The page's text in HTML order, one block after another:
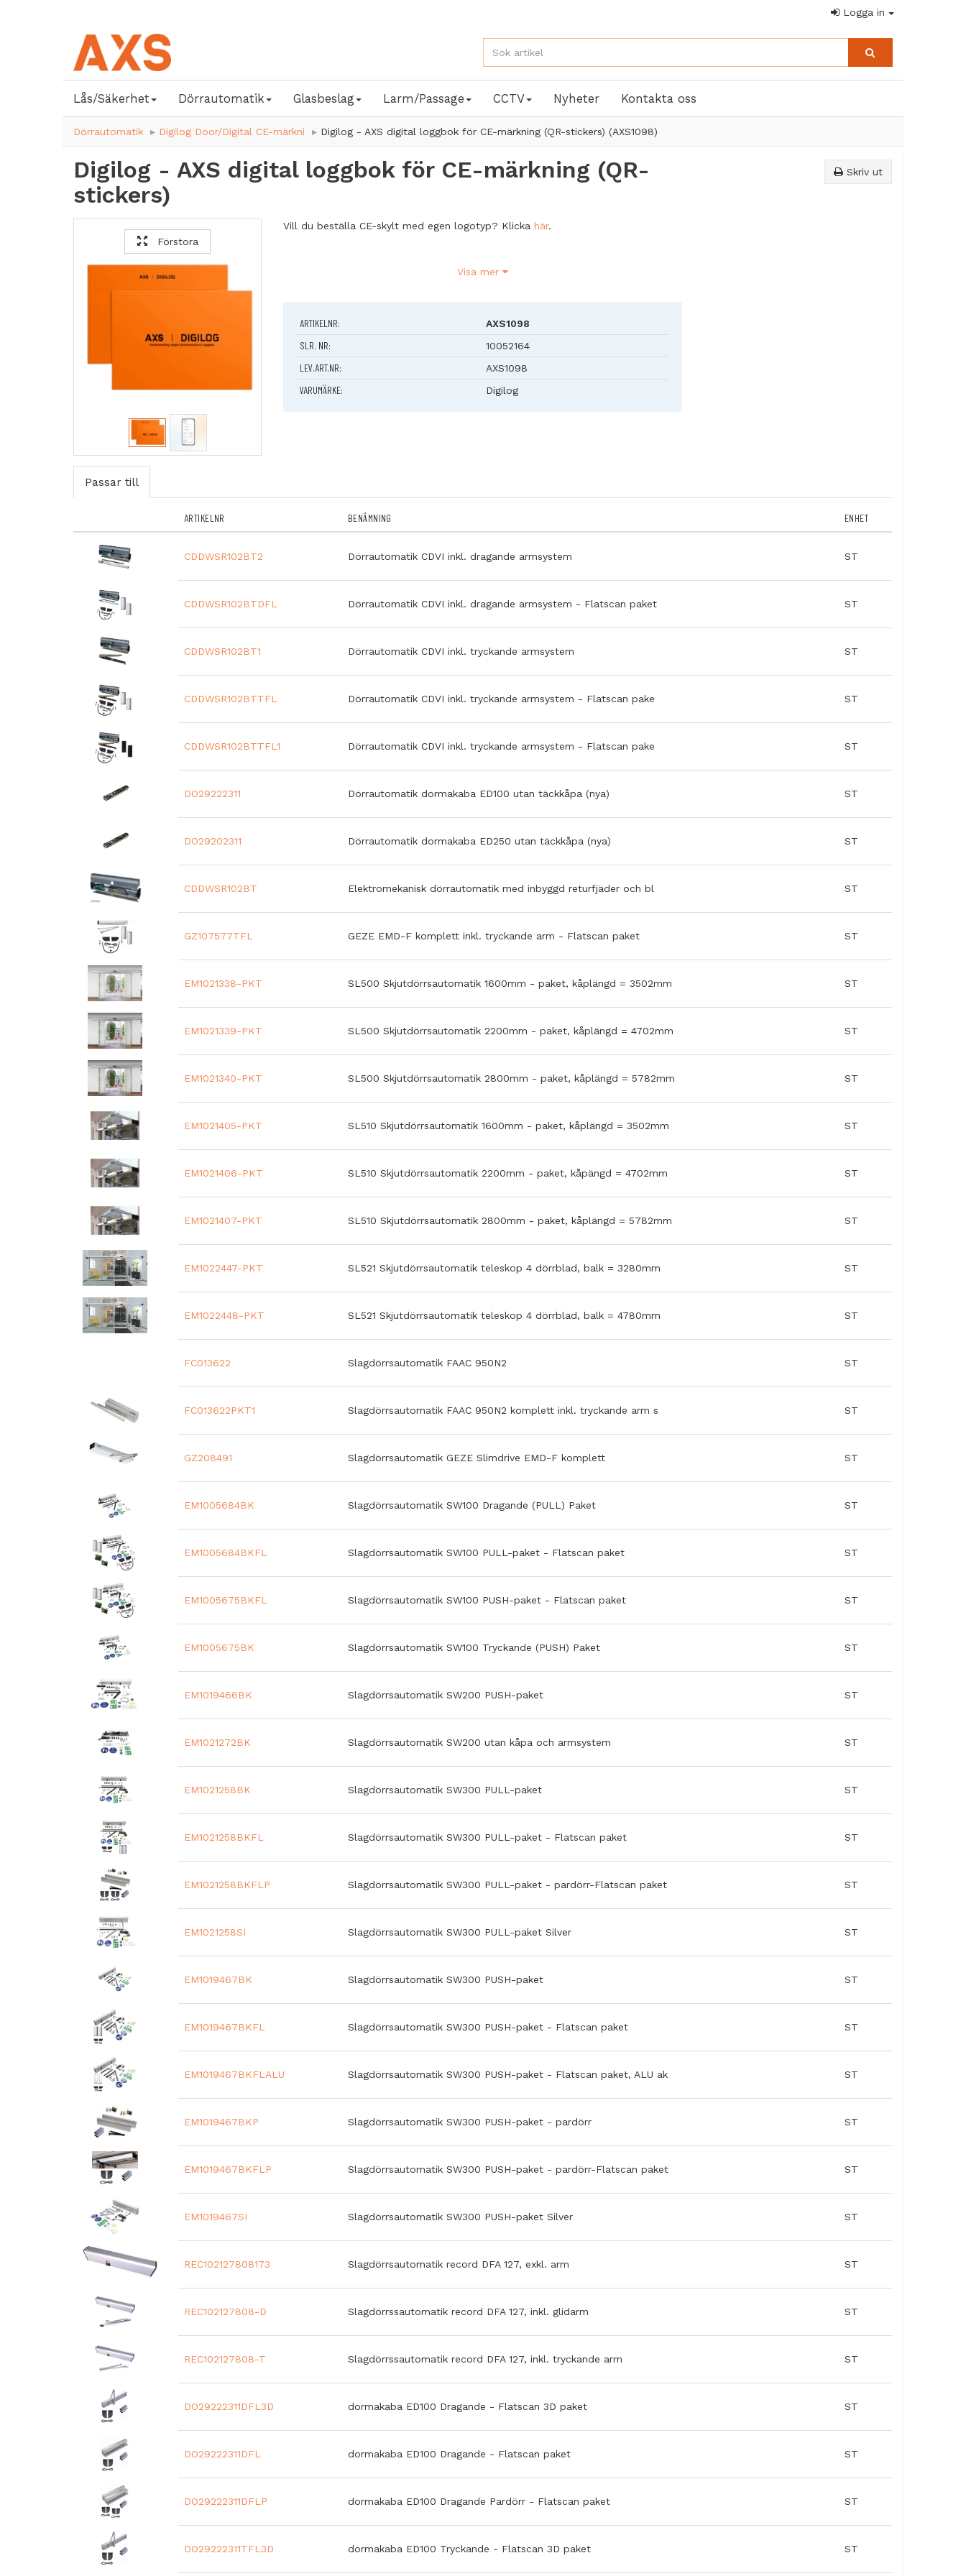
Logga in
Lås/Säkerhet Dörrautomatik Glasbeslag Larm/Passage CCTV Nyheter Kontakta oss
Dörrautomatik Digilog Door/Digital CE-märkni Digilog - AXS digital loggbok för CE-märkning (QR-stickers) (AXS1098)
Digilog - AXS digital loggbok för CE-märkning (QR-
stickers)
Skriv ut
Förstora
Vill du beställa CE-skylt med egen logotyp? Klickahär.
Förenkla din vardag och säkerställ full efterlevnad av CE-kraven med Digilogs
köpadigitala loggböcker direkt här hos AXS. Få kontroll över dina installationer och ge
professionellt intryck till dina kunder.
Riskanalys: Plattformen säkerställer efterlevnad av maskindirektivet genom
att bland annat hantera riskanalyser och andra relevanta krav.
Du behöver ha skapat ett konto hos Digilog för att komma vidare med
och tillbehör precis som vanligt.
Dags att dokumentera! Skanna QR-koden och följ steg-för-steg
Nu är det klart!
Alla dokument kopplade till installationen finns sparade på projektet, så som
manualer för produkterna, riskanalys, egenkontroll, EG-försäkran, felanmälan och
serviceintervaller.
Du kan även upprätta ett eget konto till din kund!
Visa mer
ARTIKELNR: AXS1098
SLR. NR: 10052164
LEV.ART.NR: AXS1098
VARUMÄRKE: Digilog
Passar till
ARTIKELNR BENÄMNING ENHET
CDDWSR102BT2 Dörrautomatik CDVI inkl. dragande armsystem ST
CDDWSR102BTDFL Dörrautomatik CDVI inkl. dragande armsystem - Flatscan paket ST
CDDWSR102BT1 Dörrautomatik CDVI inkl. tryckande armsystem ST
CDDWSR102BTTFL Dörrautomatik CDVI inkl. tryckande armsystem - Flatscan pake ST
CDDWSR102BTTFL1 Dörrautomatik CDVI inkl. tryckande armsystem - Flatscan pake ST
DO29222311 Dörrautomatik dormakaba ED100 utan täckkåpa (nya) ST
DO29202311 Dörrautomatik dormakaba ED250 utan täckkåpa (nya) ST
CDDWSR102BT Elektromekanisk dörrautomatik med inbyggd returfjäder och bl ST
GZ107577TFL GEZE EMD-F komplett inkl. tryckande arm - Flatscan paket ST
EM1021338-PKT SL500 Skjutdörrsautomatik 1600mm - paket, kåplängd = 3502mm ST
EM1021339-PKT SL500 Skjutdörrsautomatik 2200mm - paket, kåplängd = 4702mm ST
EM1021340-PKT SL500 Skjutdörrsautomatik 2800mm - paket, kåplängd = 5782mm ST
EM1021405-PKT SL510 Skjutdörrsautomatik 1600mm - paket, kåplängd = 3502mm ST
EM1021406-PKT SL510 Skjutdörrsautomatik 2200mm - paket, kåpängd = 4702mm ST
EM1021407-PKT SL510 Skjutdörrsautomatik 2800mm - paket, kåplängd = 5782mm ST
EM1022447-PKT SL521 Skjutdörrsautomatik teleskop 4 dörrblad, balk = 3280mm ST
EM1022448-PKT SL521 Skjutdörrsautomatik teleskop 4 dörrblad, balk = 4780mm ST
FC013622 Slagdörrsautomatik FAAC 950N2 ST
FC013622PKT1 Slagdörrsautomatik FAAC 950N2 komplett inkl. tryckande arm s ST
GZ208491 Slagdörrsautomatik GEZE Slimdrive EMD-F komplett ST
EM1005684BK Slagdörrsautomatik SW100 Dragande (PULL) Paket ST
EM1005684BKFL Slagdörrsautomatik SW100 PULL-paket - Flatscan paket ST
EM1005675BKFL Slagdörrsautomatik SW100 PUSH-paket - Flatscan paket ST
EM1005675BK Slagdörrsautomatik SW100 Tryckande (PUSH) Paket ST
EM1019466BK Slagdörrsautomatik SW200 PUSH-paket ST
EM1021272BK Slagdörrsautomatik SW200 utan kåpa och armsystem ST
EM1021258BK Slagdörrsautomatik SW300 PULL-paket ST
EM1021258BKFL Slagdörrsautomatik SW300 PULL-paket - Flatscan paket ST
EM1021258BKFLP Slagdörrsautomatik SW300 PULL-paket - pardörr-Flatscan paket ST
EM1021258SI Slagdörrsautomatik SW300 PULL-paket Silver ST
EM1019467BK Slagdörrsautomatik SW300 PUSH-paket ST
EM1019467BKFL Slagdörrsautomatik SW300 PUSH-paket - Flatscan paket ST
EM1019467BKFLALU Slagdörrsautomatik SW300 PUSH-paket - Flatscan paket, ALU ak ST
EM1019467BKP Slagdörrsautomatik SW300 PUSH-paket - pardörr ST
EM1019467BKFLP Slagdörrsautomatik SW300 PUSH-paket - pardörr-Flatscan paket ST
EM1019467SI Slagdörrsautomatik SW300 PUSH-paket Silver ST
REC102127808173 Slagdörrsautomatik record DFA 127, exkl. arm ST
REC102127808-D Slagdörrssautomatik record DFA 127, inkl. glidarm ST
REC102127808-T Slagdörrssautomatik record DFA 127, inkl. tryckande arm ST
DO29222311DFL3D dormakaba ED100 Dragande - Flatscan 3D paket ST
DO29222311DFL dormakaba ED100 Dragande - Flatscan paket ST
DO29222311DFLP dormakaba ED100 Dragande Pardörr - Flatscan paket ST
DO29222311TFL3D dormakaba ED100 Tryckande - Flatscan 3D paket ST